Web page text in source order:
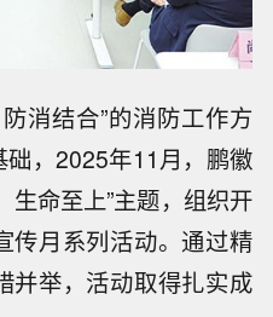
消结合”的消防工作方
，2025年11月，鹏徽
生命至上”主题，组织开
传月系列活动。通过精
并举，活动取得扎实成